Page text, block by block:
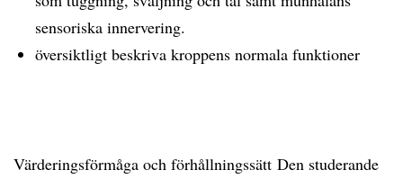
sensoriska innervering.
översiktligt beskriva kroppens normala funktioner
Värderingsförmåga och förhållningssätt Den studerande